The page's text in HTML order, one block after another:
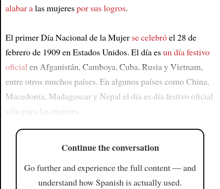
Article
alabar alas mujerespor sus logros.
El primer Día Nacional de la Mujer se celebróel 28 de
febrero de 1909 en Estados Unidos. El día esun día festivo
oficial en Afganistán, Camboya, Cuba, Rusia y Vietnam,
entre otros muchos países. En algunos países como China,
Macedonia, Madagascar y Nepal el día es día festivo oficial
sólo para las mujeres.
Continue the conversation
Go further and experience the full content — and
understand how Spanish is actually used.